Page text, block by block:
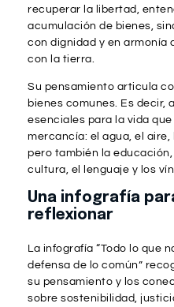
recuperar la libertad,
acumulación de bienes,
con dignidad y en armonía
con la tierra.
Su pensamiento articula
bienes comunes. Es decir,
esenciales para la vida
mercancía: el agua, el
pero también la
cultura, el lenguaje y los
Una infografía
reflexionar
La infografía “Todo lo que
defensa de lo común”
su pensamiento y los
sobre sostenibilidad,